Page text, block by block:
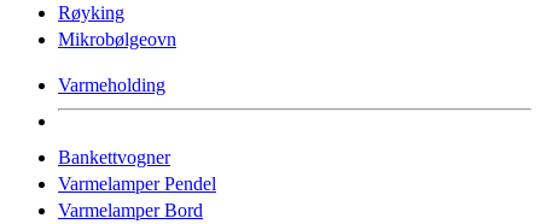
Røyking
Mikrobølgeovn
Varmeholding
Bankettvogner
Varmelamper Pendel
Varmelamper Bord